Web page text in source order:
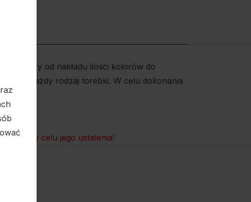
zależy od nakładu ilośći kolorów do
każdy rodzaj torebki. W celu dokonania
w celu jego ustalenia!